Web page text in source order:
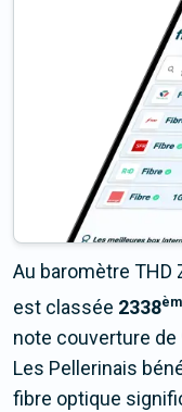
Au baromètre THD
est classée 2338
note couverture de
Les Pellerinais
fibre optique